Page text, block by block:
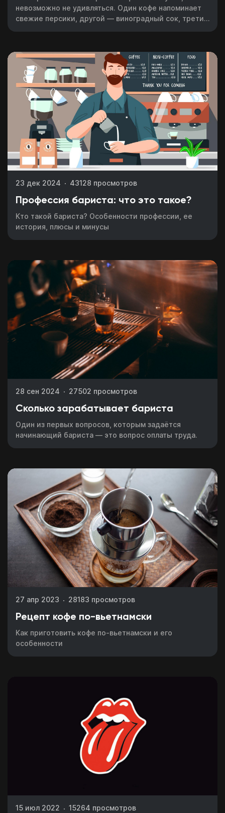
невозможно не удивляться. Один кофе напоминает
свежие персики, другой — виноградный сок, третий
спектр!
23 дек 2024 43128 просмотров
Профессия бариста: что это такое?
Кто такой бариста? Особенности профессии, ее
история, плюсы и минусы
28 сен 2024 27502 просмотров
Сколько зарабатывает бариста
Один из первых вопросов, которым задаётся
начинающий бариста — это вопрос оплаты труда.
27 апр 2023 28183 просмотров
Рецепт кофе по-вьетнамски
Как приготовить кофе по-вьетнамски и его
особенности
15 июл 2022 15264 просмотров